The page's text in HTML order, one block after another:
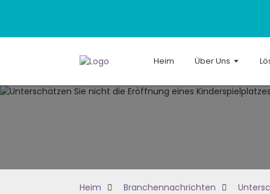
Heim Über Uns
Heim Branchennachrichten